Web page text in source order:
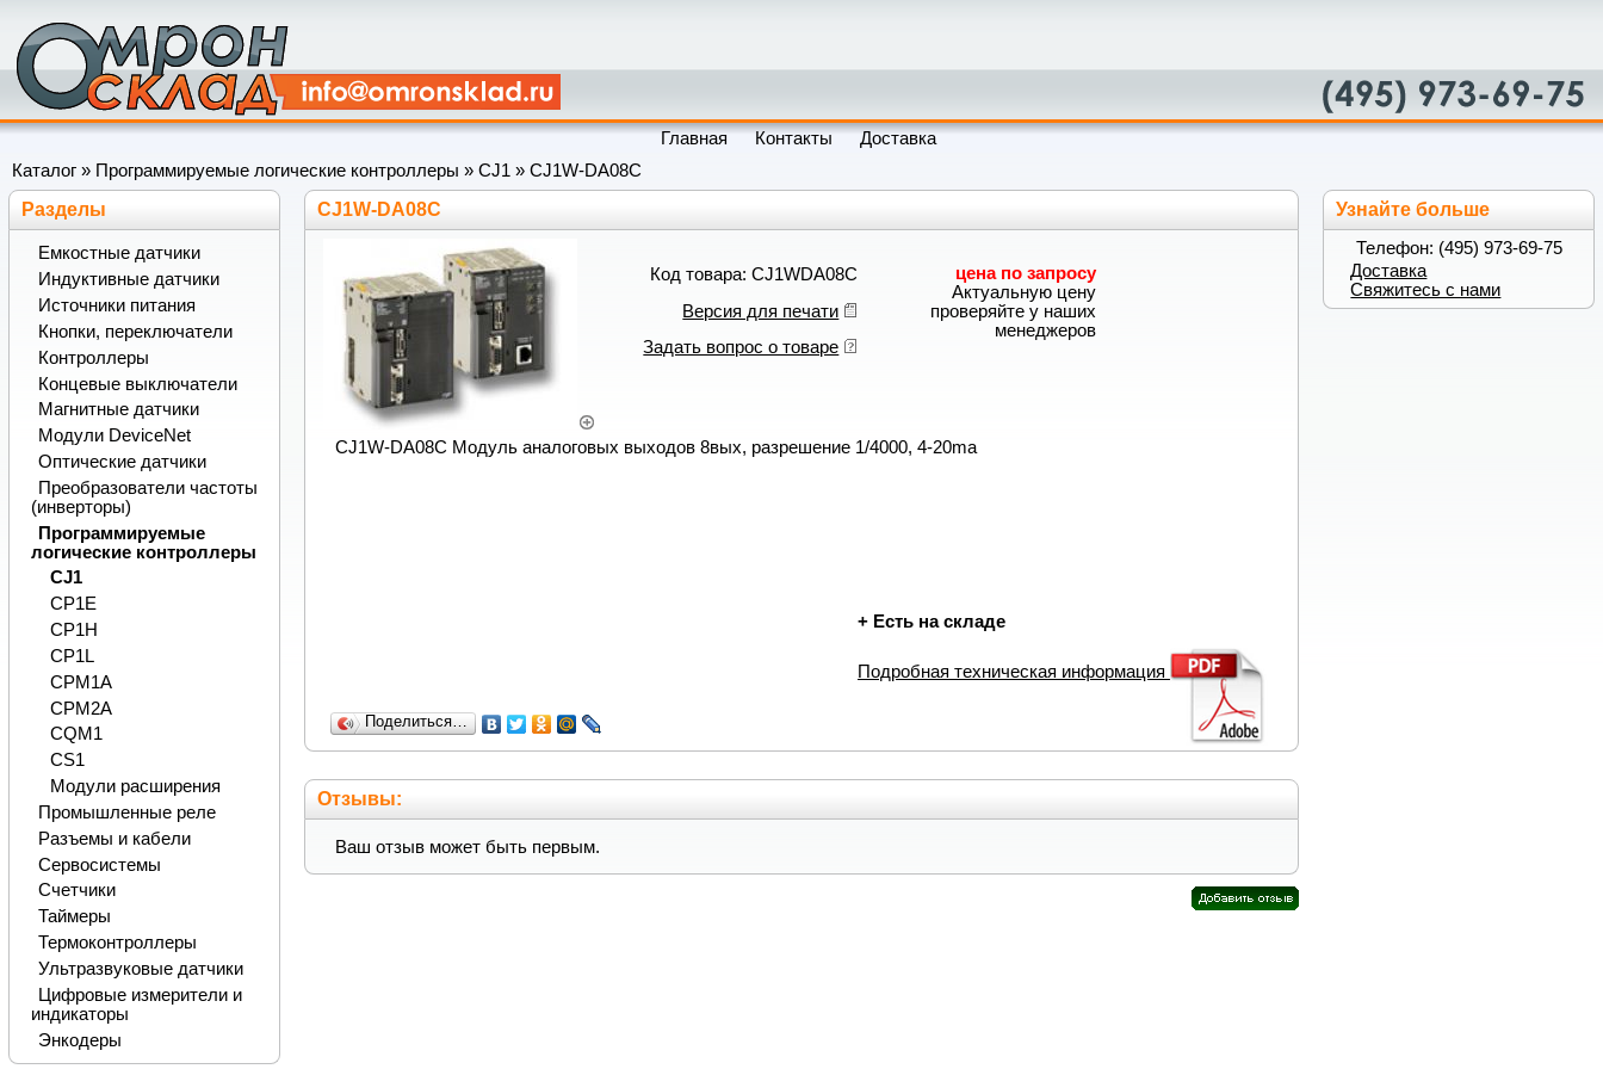
Главная Контакты
Доставка
Каталог » Программируемые логические контроллеры » CJ1 » CJ1W-DA08C
CJ1W-DA08C
Код товара: CJ1WDA08C
Версия для печати
Задать вопрос о товаре
цена по запросу
Актуальную цену
проверяйте у наших
менеджеров
CJ1W-DA08C Модуль аналоговых выходов 8вых, разрешение 1/4000, 4-20ma
+Есть на складе
Подробная техническая информация
Поделиться…
Отзывы:
Ваш отзыв может быть первым.
Разделы
Емкостные датчики
Индуктивные датчики
Источники питания
Кнопки, переключатели
Контроллеры
Концевые выключатели
Магнитные датчики
Модули DeviceNet
Оптические датчики
Преобразователи частоты
(инверторы)
Программируемые
логические контроллеры
CJ1
CP1E
CP1H
CP1L
CPM1A
CPM2A
CQM1
CS1
Модули расширения
Промышленные реле
Разъемы и кабели
Сервосистемы
Счетчики
Таймеры
Термоконтроллеры
Ультразвуковые датчики
Цифровые измерители и
индикаторы
Энкодеры
Узнайте больше
Телефон: (495) 973-69-75
Доставка
Свяжитесь с нами